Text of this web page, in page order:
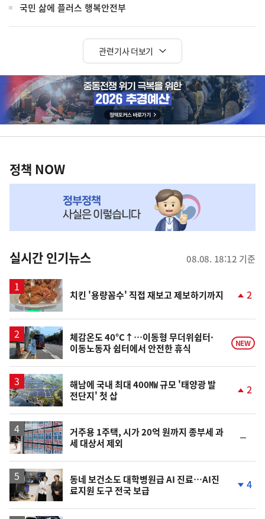
국민 삶에 플러스 행복안전부
관련기사 더보기
단
배
너
역책
NOW,
뉴
스
정책 NOW
실시간 인기뉴스 08.08. 18:12 기준
치킨 '용량꼼수' 직접 재보고 제보하기까지
계
승
2
체감온도 40°C↑…이동형 무더위쉼터·
이동노동자 쉼터에서 안전한 휴식
NEW
해남에 국내 최대 400㎿ 규모 '태양광 발
전단지' 첫 삽
계
2
거주용 1주택, 시가 20억 원까지 종부세 과
세 대상서 제외
일
동네 보건소도 대학병원급 AI 진료…AI진
료지원 도구 전국 보급
계
4